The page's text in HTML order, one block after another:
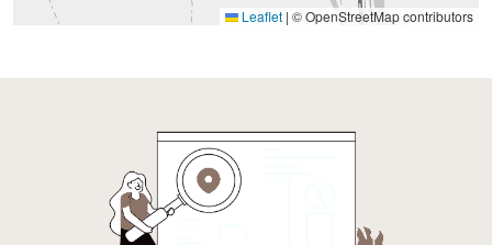
Leaflet | © OpenStreetMap contributors